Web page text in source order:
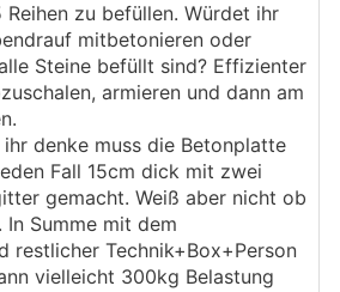
zu befüllen. Würdet ihr
mitbetonieren oder
Steine befüllt sind? Effizienter
armieren und dann am
denke muss die Betonplatte
Fall 15cm dick mit zwei
gemacht. Weiß aber nicht ob
Summe mit dem
restlicher Technik+Box+Person
vielleicht 300kg Belastung